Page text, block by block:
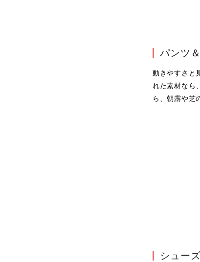
パンツ
動きやすさと
れた素材なら
ら、朝露や芝
シュー